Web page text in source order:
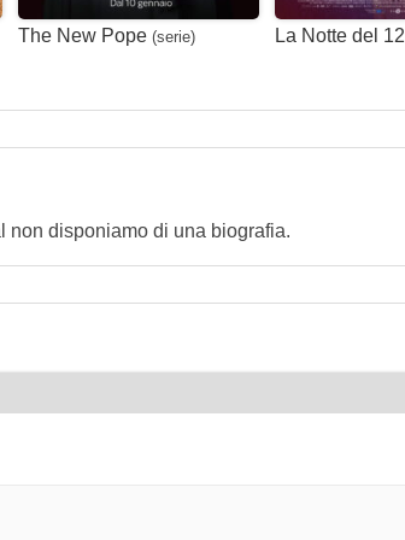
The New Pope (serie) La Notte del 12
non disponiamo di una biografia.